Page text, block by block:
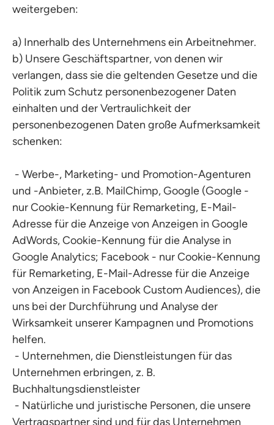
weitergeben:
a) Innerhalb des Unternehmens ein Arbeitnehmer.
b) Unsere Geschäftspartner, von denen wir
verlangen, dass sie die geltenden Gesetze und die
Politik zum Schutz personenbezogener Daten
einhalten und der Vertraulichkeit der
personenbezogenen Daten große Aufmerksamkeit
schenken:
- Werbe-, Marketing- und Promotion-Agenturen
und -Anbieter, z.B. MailChimp, Google (Google -
nur Cookie-Kennung für Remarketing, E-Mail-
Adresse für die Anzeige von Anzeigen in Google
AdWords, Cookie-Kennung für die Analyse in
Google Analytics; Facebook - nur Cookie-Kennung
für Remarketing, E-Mail-Adresse für die Anzeige
von Anzeigen in Facebook Custom Audiences), die
uns bei der Durchführung und Analyse der
Wirksamkeit unserer Kampagnen und Promotions
helfen.
- Unternehmen, die Dienstleistungen für das
Unternehmen erbringen, z. B.
Buchhaltungsdienstleister
- Natürliche und juristische Personen, die unsere
Vertragspartner sind und für das Unternehmen